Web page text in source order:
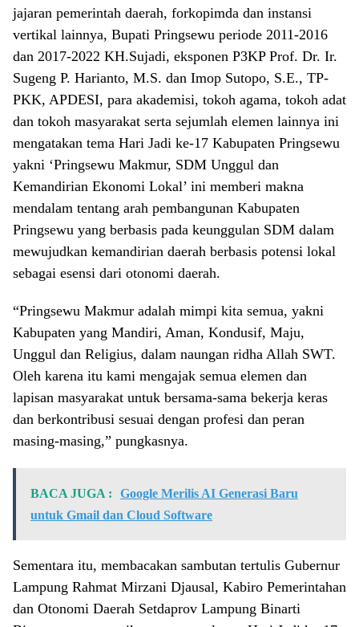
jajaran pemerintah daerah, forkopimda dan instansi
vertikal lainnya, Bupati Pringsewu periode 2011-2016
dan 2017-2022 KH.Sujadi, eksponen P3KP Prof. Dr. Ir.
Sugeng P. Harianto, M.S. dan Imop Sutopo, S.E., TP-
PKK, APDESI, para akademisi, tokoh agama, tokoh adat
dan tokoh masyarakat serta sejumlah elemen lainnya ini
mengatakan tema Hari Jadi ke-17 Kabupaten Pringsewu
yakni ‘Pringsewu Makmur, SDM Unggul dan
Kemandirian Ekonomi Lokal’ ini memberi makna
mendalam tentang arah pembangunan Kabupaten
Pringsewu yang berbasis pada keunggulan SDM dalam
mewujudkan kemandirian daerah berbasis potensi lokal
sebagai esensi dari otonomi daerah.
“Pringsewu Makmur adalah mimpi kita semua, yakni
Kabupaten yang Mandiri, Aman, Kondusif, Maju,
Unggul dan Religius, dalam naungan ridha Allah SWT.
Oleh karena itu kami mengajak semua elemen dan
lapisan masyarakat untuk bersama-sama bekerja keras
dan berkontribusi sesuai dengan profesi dan peran
masing-masing,” pungkasnya.
BACA JUGA :
Google Merilis AI Generasi Baru
untuk Gmail dan Cloud Software
Sementara itu, membacakan sambutan tertulis Gubernur
Lampung Rahmat Mirzani Djausal, Kabiro Pemerintahan
dan Otonomi Daerah Setdaprov Lampung Binarti